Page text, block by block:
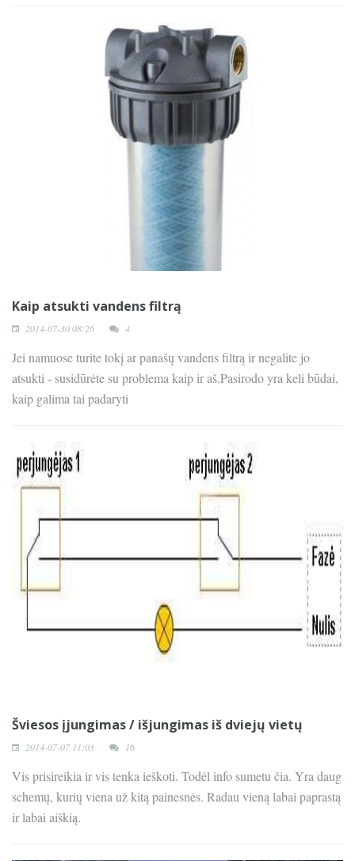
Kaip atsukti vandens filtrą
2014-07-30 08:26 4
Jei namuose turite tokį ar panašų vandens filtrą ir negalite jo
atsukti - susidūrėte su problema kaip ir aš.Pasirodo yra keli būdai,
kaip galima tai padaryti
Šviesos įjungimas / išjungimas iš dviejų vietų
2014-07-07 11:03 16
Vis prisireikia ir vis tenka ieškoti. Todėl info sumetu čia. Yra daug
schemų, kurių viena už kitą painesnės. Radau vieną labai paprastą
ir labai aiškią.